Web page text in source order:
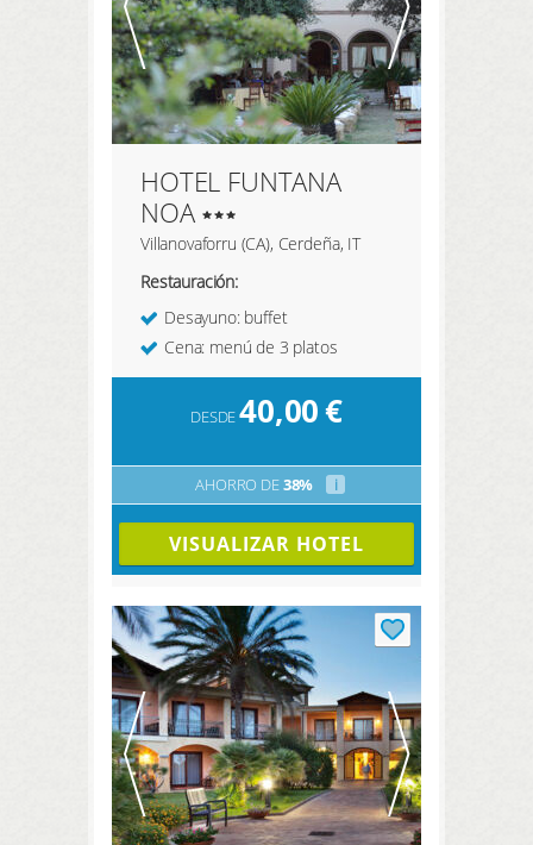
HOTEL FUNTANA
NOA
Villanovaforru (CA), Cerdeña, IT
Restauración:
Desayuno: buffet
Cena: menú de 3 platos
DESDE40,00€
AHORRO DE38% i
VISUALIZAR HOTEL